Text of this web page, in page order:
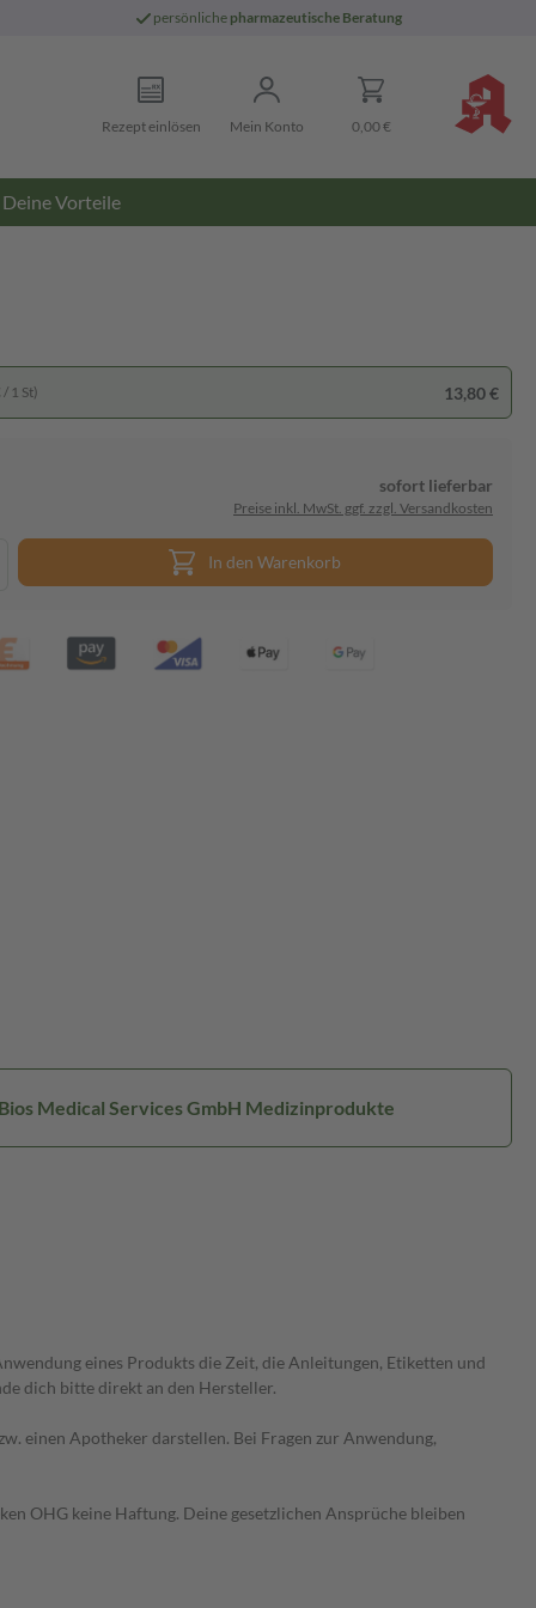
persönliche pharmazeutische Beratung
Rezept einlösen Mein Konto 0,00 €
Deine Vorteile
1 St) 13,80 €
sofort lieferbar
Preise inkl. MwSt. ggf. zzgl. Versandkosten
In den Warenkorb
Medical Services GmbH Medizinprodukte
eines Produkts die Zeit, die Anleitungen, Etiketten und
dich bitte direkt an den Hersteller.
einen Apotheker darstellen. Bei Fragen zur Anwendung,
OHG keine Haftung. Deine gesetzlichen Ansprüche bleiben